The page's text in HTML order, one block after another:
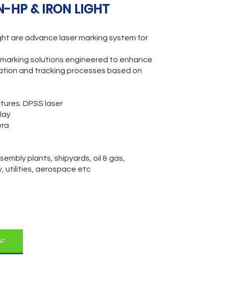
HP & IRON LIGHT
are advance laser marking system for
solutions engineered to enhance
and tracking processes based on
DPSS laser
plants, shipyards, oil & gas,
utilities, aerospace etc